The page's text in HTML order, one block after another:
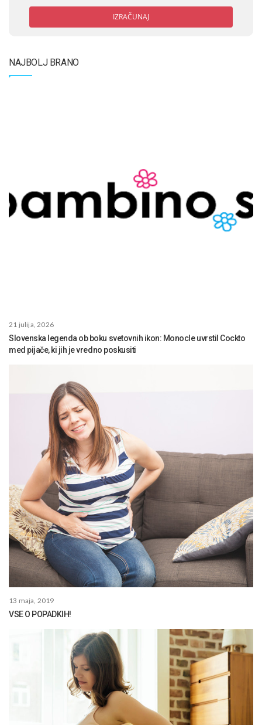
IZRAČUNAJ
NAJBOLJ BRANO
21 julija, 2026
Slovenska legenda ob boku svetovnih ikon: Monocle uvrstil Cockto
med pijače, ki jih je vredno poskusiti
13 maja, 2019
VSE O POPADKIH!